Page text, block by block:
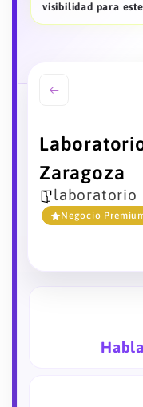
visibilidad para
Zaragoza
laboratorio
Negocio